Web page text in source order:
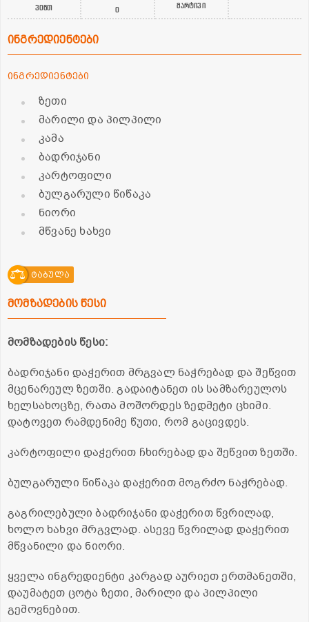
30წთ 0 მარტივი
ინგრედიენტები
ინგრედიენტები
ზეთი
მარილი და პილპილი
კამა
ბადრიჯანი
კარტოფილი
ბულგარული წიწაკა
ნიორი
მწვანე ხახვი
ტაბულა
მომზადების წესი
მომზადების წესი:
ბადრიჯანი დაჭერით მრგვალ ნაჭრებად და შეწვით
მცენარეულ ზეთში. გადაიტანეთ ის სამზარეულოს
ხელსახოცზე, რათა მოშორდეს ზედმეტი ცხიმი.
დატოვეთ რამდენიმე წუთი, რომ გაცივდეს.
კარტოფილი დაჭერით ჩხირებად და შეწვით ზეთში.
ბულგარული წიწაკა დაჭერით მოგრძო ნაჭრებად.
გაგრილებული ბადრიჯანი დაჭერით წვრილად,
ხოლო ხახვი მრგვლად. ასევე წვრილად დაჭერით
მწვანილი და ნიორი.
ყველა ინგრედიენტი კარგად აურიეთ ერთმანეთში,
დაუმატეთ ცოტა ზეთი, მარილი და პილპილი
გემოვნებით.